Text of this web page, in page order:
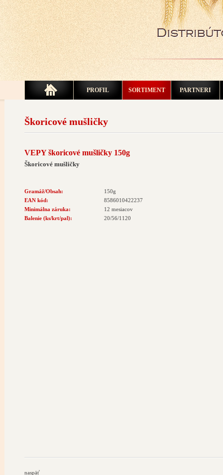
PROFIL SORTIMENT PARTNERI
Škoricové mušličky
VEPY škoricové mušličky 150g
Škoricové mušličky
Gramáž/Obsah:
150g
EAN kód:
8586010422237
Minimálna záruka:
12 mesiacov
Balenie (ks/krt/pal):
20/56/1120
naspäť